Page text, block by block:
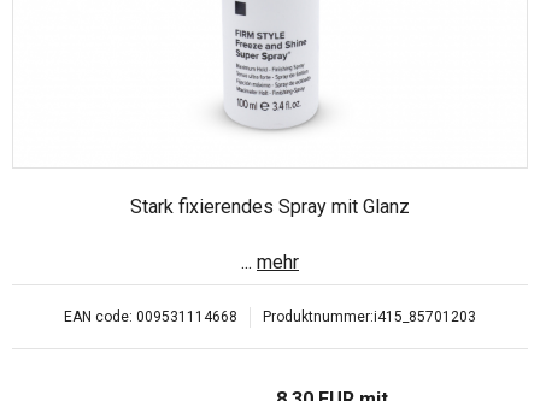
Stark fixierendes Spray mit Glanz
... mehr
EAN code: 009531114668 Produktnummer:i415_85701203